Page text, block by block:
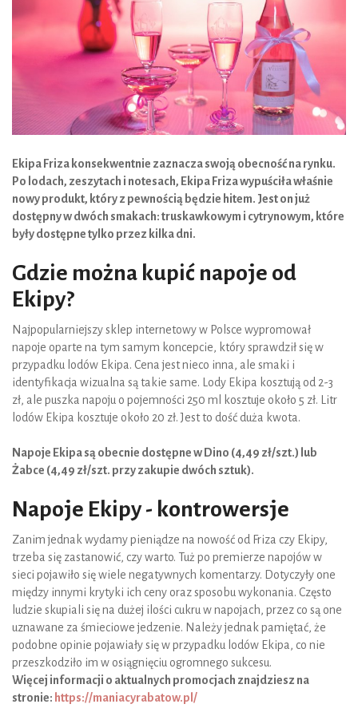
Ekipa Friza konsekwentnie zaznacza swoją obecność na rynku.
Po lodach, zeszytach i notesach, Ekipa Friza wypuściła właśnie
nowy produkt, który z pewnością będzie hitem. Jest on już
dostępny w dwóch smakach: truskawkowym i cytrynowym, które
były dostępne tylko przez kilka dni.
Gdzie można kupić napoje od
Ekipy?
Najpopularniejszy sklep internetowy w Polsce wypromował
napoje oparte na tym samym koncepcie, który sprawdził się w
przypadku lodów Ekipa. Cena jest nieco inna, ale smaki i
identyfikacja wizualna są takie same. Lody Ekipa kosztują od 2-3
zł, ale puszka napoju o pojemności 250 ml kosztuje około 5 zł. Litr
lodów Ekipa kosztuje około 20 zł. Jest to dość duża kwota.
Napoje Ekipa są obecnie dostępne w Dino (4,49 zł/szt.) lub
Żabce (4,49 zł/szt. przy zakupie dwóch sztuk).
Napoje Ekipy - kontrowersje
Zanim jednak wydamy pieniądze na nowość od Friza czy Ekipy,
trzeba się zastanowić, czy warto. Tuż po premierze napojów w
sieci pojawiło się wiele negatywnych komentarzy. Dotyczyły one
między innymi krytyki ich ceny oraz sposobu wykonania. Często
ludzie skupiali się na dużej ilości cukru w napojach, przez co są one
uznawane za śmieciowe jedzenie. Należy jednak pamiętać, że
podobne opinie pojawiały się w przypadku lodów Ekipa, co nie
przeszkodziło im w osiągnięciu ogromnego sukcesu.
Więcej informacji o aktualnych promocjach znajdziesz na
stronie: https://maniacyrabatow.pl/